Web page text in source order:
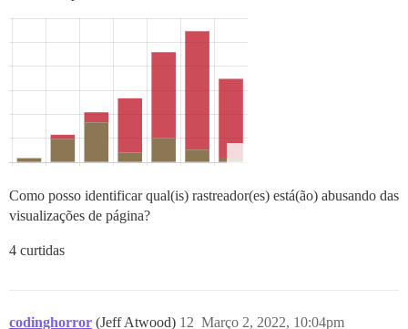
Como posso identificar qual(is) rastreador(es) está(ão) abusando das
visualizações de página?
4 curtidas
codinghorror (Jeff Atwood) Março 2, 2022, 10:04pm
12